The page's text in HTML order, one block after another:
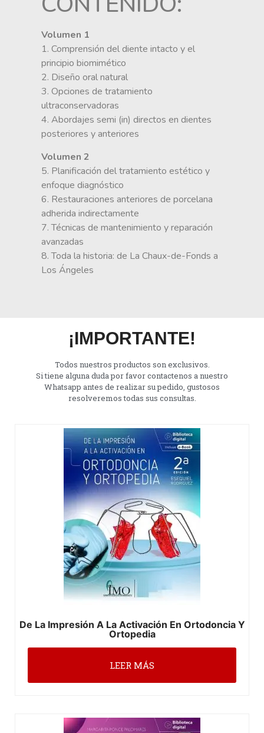
Volumen 1
1. Comprensión del diente intacto y el
principio biomimético
2. Diseño oral natural
3. Opciones de tratamiento
ultraconservadoras
4. Abordajes semi (in) directos en dientes
posteriores y anteriores
Volumen 2
5. Planificación del tratamiento estético y
enfoque diagnóstico
6. Restauraciones anteriores de porcelana
adherida indirectamente
7. Técnicas de mantenimiento y reparación
avanzadas
8. Toda la historia: de La Chaux-de-Fonds a
Los Ángeles
¡IMPORTANTE!
Todos nuestros productos son exclusivos.
Si tiene alguna duda por favor contactenos a nuestro
Whatsapp antes de realizar su pedido, gustosos
resolveremos todas sus consultas.
De La Impresión A La Activación En Ortodoncia Y
Ortopedia
LEER MÁS